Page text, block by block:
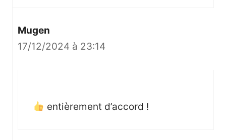
Mugen
17/12/2024 à 23:14
entièrement d’accord !